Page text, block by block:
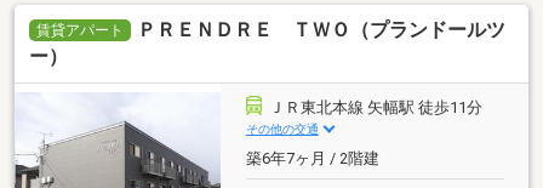
賃貸アパート
ＰＲＥＮＤＲＥ ＴＷＯ（プランドールツ
ー）
ＪＲ東北本線 矢幅駅 徒歩11分
その他の交通
築6年7ヶ月 / 2階建